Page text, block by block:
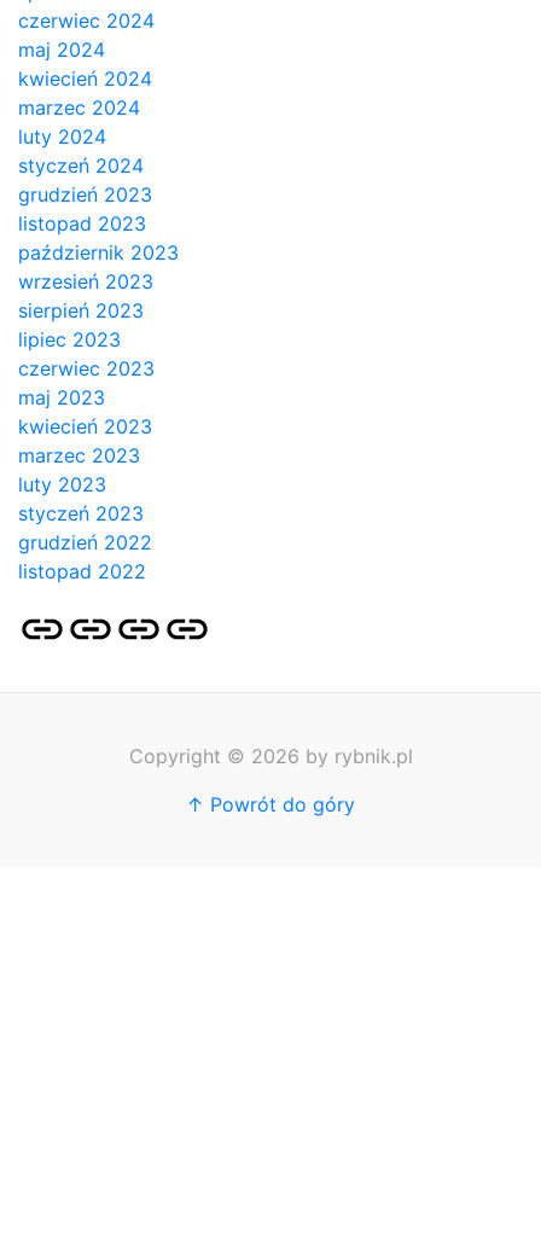
czerwiec 2024
maj 2024
kwiecień 2024
marzec 2024
luty 2024
styczeń 2024
grudzień 2023
listopad 2023
październik 2023
wrzesień 2023
sierpień 2023
lipiec 2023
czerwiec 2023
maj 2023
kwiecień 2023
marzec 2023
luty 2023
styczeń 2023
grudzień 2022
listopad 2022
Strona
główna
Pozycjonowanie
Stron
SKLEP
SEO
BLOG
Copyright © 2026 by rybnik.pl
↑ Powrót do góry